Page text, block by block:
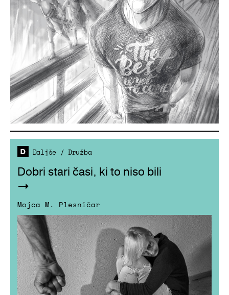
Daljše / Družba
Dobri stari časi, ki to niso bili
Mojca M. Plesničar